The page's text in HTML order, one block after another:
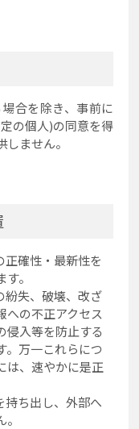
合を除き、事前に
の個人)の同意を得
ません。
正確性・最新性を
。
紛失、破壊、改ざ
への不正アクセス
侵入等を防止する
。万一これらにつ
は、速やかに是正
持ち出し、外部へ